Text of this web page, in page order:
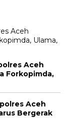
Aceh
Forkopimda,
Aceh
Bergerak